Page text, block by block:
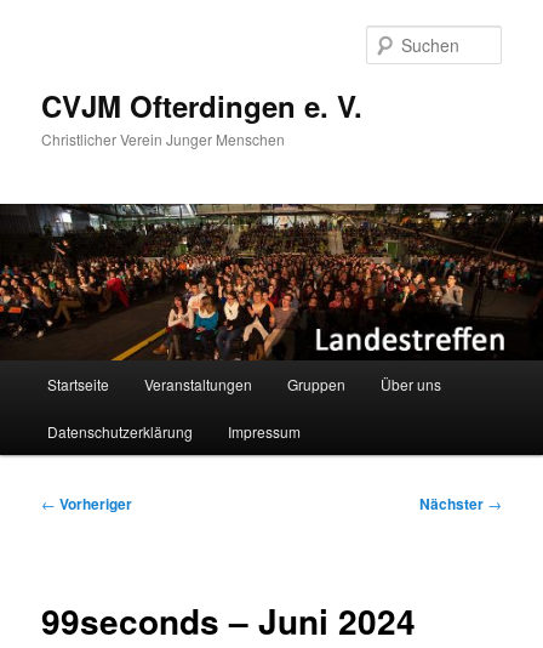
CVJM Ofterdingen e. V.
Christlicher Verein Junger Menschen
Startseite Veranstaltungen Gruppen Über uns
Datenschutzerklärung Impressum
Beitragsnavigation
← Vorheriger Nächster →
99seconds – Juni 2024